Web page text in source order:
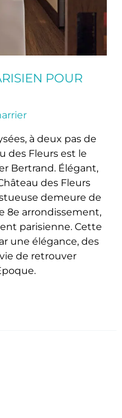
POUR
à deux pas de
des Fleurs est le
Bertrand. Élégant,
des Fleurs
demeure de
8e arrondissement,
parisienne. Cette
une élégance, des
de retrouver